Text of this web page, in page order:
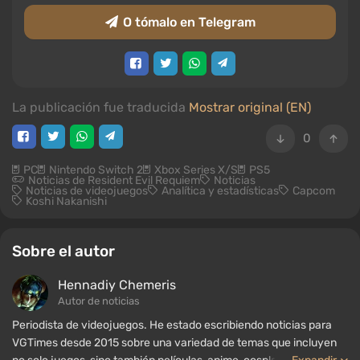
O tómalo en Telegram
La publicación fue traducida Mostrar original (EN)
0
PC Nintendo Switch 2 Xbox Series X/S PS5
Noticias de Resident Evil Requiem Noticias
Noticias de videojuegos Analítica y estadísticas Capcom
Koshi Nakanishi
Sobre el autor
Hennadiy Chemеris
Autor de noticias
Periodista de videojuegos. He estado escribiendo noticias para
VGTimes desde 2015 sobre una variedad de temas que incluyen